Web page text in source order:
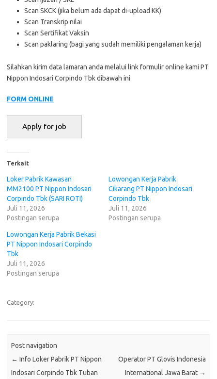
Scan SKCK (jika belum ada dapat di-upload KK)
Scan Transkrip nilai
Scan Sertifikat Vaksin
Scan paklaring (bagi yang sudah memiliki pengalaman kerja)
Silahkan kirim data lamaran anda melalui link formulir online kami PT.
Nippon Indosari Corpindo Tbk dibawah ini
FORM ONLINE
Terkait
Loker Pabrik Kawasan
MM2100 PT Nippon Indosari
Corpindo Tbk (SARI ROTI)
Juli 11, 2026
Postingan serupa
Lowongan Kerja Pabrik
Cikarang PT Nippon Indosari
Corpindo Tbk
Juli 11, 2026
Postingan serupa
Lowongan Kerja Pabrik Bekasi
PT Nippon Indosari Corpindo
Tbk
Juli 11, 2026
Postingan serupa
Category:
Post navigation
← Info Loker Pabrik PT Nippon
Indosari Corpindo Tbk Tuban
Operator PT Glovis Indonesia
International Jawa Barat →